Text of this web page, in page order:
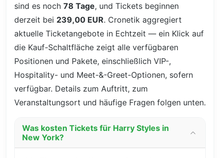
sind es noch 78 Tage, und Tickets beginnen
derzeit bei 239,00 EUR. Cronetik aggregiert
aktuelle Ticketangebote in Echtzeit — ein Klick auf
die Kauf-Schaltfläche zeigt alle verfügbaren
Positionen und Pakete, einschließlich VIP-,
Hospitality- und Meet-&-Greet-Optionen, sofern
verfügbar. Details zum Auftritt, zum
Veranstaltungsort und häufige Fragen folgen unten.
Was kosten Tickets für Harry Styles in
New York?